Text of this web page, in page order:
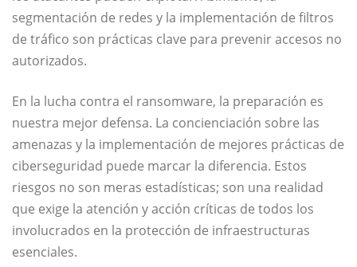
segmentación de redes y la implementación de filtros
de tráfico son prácticas clave para prevenir accesos no
autorizados.
En la lucha contra el ransomware, la preparación es
nuestra mejor defensa. La concienciación sobre las
amenazas y la implementación de mejores prácticas de
ciberseguridad puede marcar la diferencia. Estos
riesgos no son meras estadísticas; son una realidad
que exige la atención y acción críticas de todos los
involucrados en la protección de infraestructuras
esenciales.